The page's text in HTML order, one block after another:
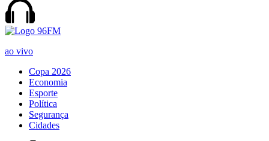
ao vivo
Copa 2026
Economia
Esporte
Política
Segurança
Cidades